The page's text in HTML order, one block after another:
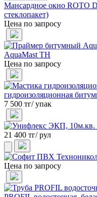
Мансардное окно ROTO
стеклопакет)
Цена по запросу
AquaMast ТН
Цена по запросу
гидроизоляционная
7 500 тг/ упак
21 400 тг/ рул
Цена по запросу